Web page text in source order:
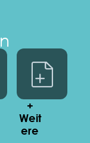
+
Weit
Ere